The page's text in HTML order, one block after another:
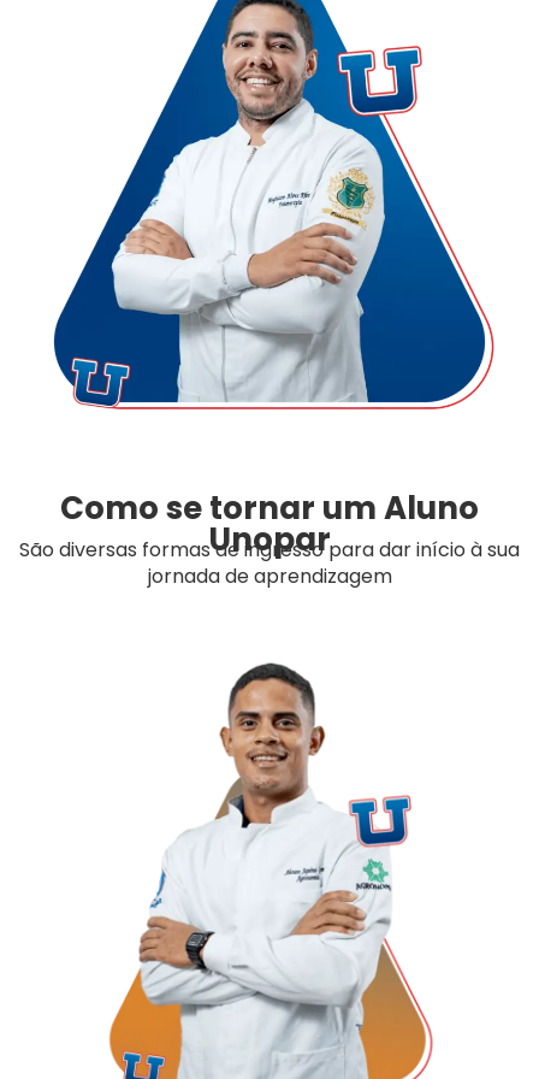
Como se tornar um Aluno
Unopar
São diversas formas de ingresso para dar início à sua
jornada de aprendizagem